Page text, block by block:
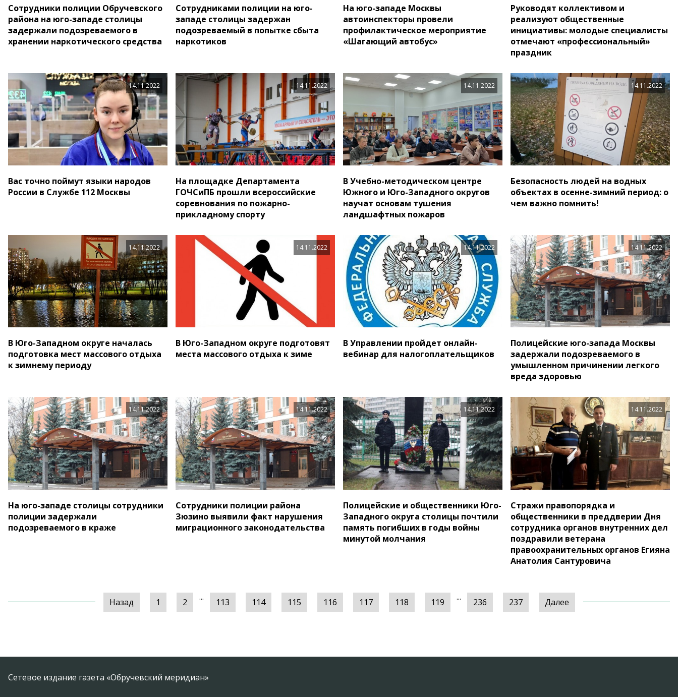
Сотрудники полиции Обручевского
района на юго-западе столицы
задержали подозреваемого в
хранении наркотического средства
Сотрудниками полиции на юго-
западе столицы задержан
подозреваемый в попытке сбыта
наркотиков
На юго-западе Москвы
автоинспекторы провели
профилактическое мероприятие
«Шагающий автобус»
Руководят коллективом и
реализуют общественные
инициативы: молодые специалисты
отмечают «профессиональный»
праздник
14.11.2022
Вас точно поймут языки народов
России в Службе 112 Москвы
14.11.2022
На площадке Департамента
ГОЧСиПБ прошли всероссийские
соревнования по пожарно-
прикладному спорту
14.11.2022
В Учебно-методическом центре
Южного и Юго-Западного округов
научат основам тушения
ландшафтных пожаров
14.11.2022
Безопасность людей на водных
объектах в осенне-зимний период: о
чем важно помнить!
14.11.2022
В Юго-Западном округе началась
подготовка мест массового отдыха
к зимнему периоду
14.11.2022
В Юго-Западном округе подготовят
места массового отдыха к зиме
14.11.2022
В Управлении пройдет онлайн-
вебинар для налогоплательщиков
14.11.2022
Полицейские юго-запада Москвы
задержали подозреваемого в
умышленном причинении легкого
вреда здоровью
14.11.2022
На юго-западе столицы сотрудники
полиции задержали
подозреваемого в краже
14.11.2022
Сотрудники полиции района
Зюзино выявили факт нарушения
миграционного законодательства
14.11.2022
Полицейские и общественники Юго-
Западного округа столицы почтили
память погибших в годы войны
минутой молчания
14.11.2022
Стражи правопорядка и
общественники в преддверии Дня
сотрудника органов внутренних дел
поздравили ветерана
правоохранительных органов Егияна
Анатолия Сантуровича
Назад 1 2 ... 113 114 115 116 117 118 119 ... 236 237 Далее
Сетевое издание газета «Обручевский меридиан»